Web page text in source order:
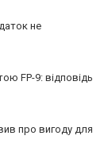
не
FP-9: відповідь
про вигоду для